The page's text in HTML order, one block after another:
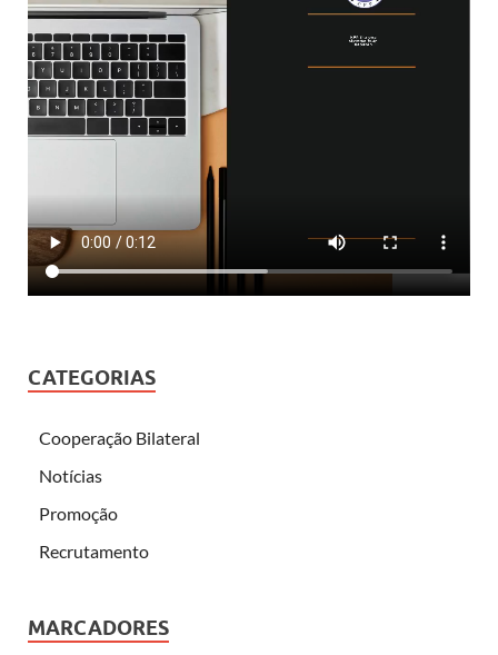
CATEGORIAS
Cooperação Bilateral
Notícias
Promoção
Recrutamento
MARCADORES